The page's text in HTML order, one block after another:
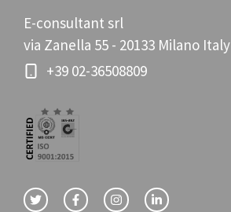
E-consultant srl
via Zanella 55 - 20133 Milano Italy
+39 02-36508809